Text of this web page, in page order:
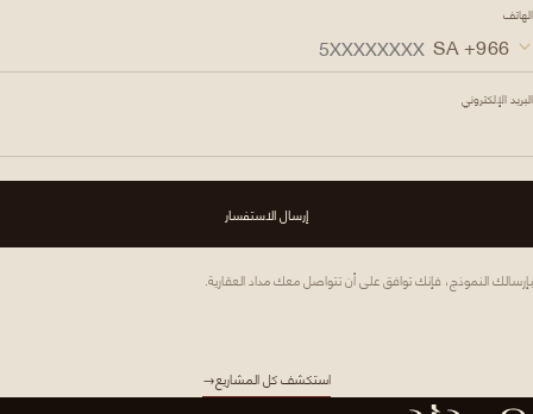
الهاتف
البريد الإلكتروني
إرسال الاستفسار
بإرسالك النموذج، فإنك توافق على أن تتواصل معك مداد العقارية.
استكشف كل المشاريع→